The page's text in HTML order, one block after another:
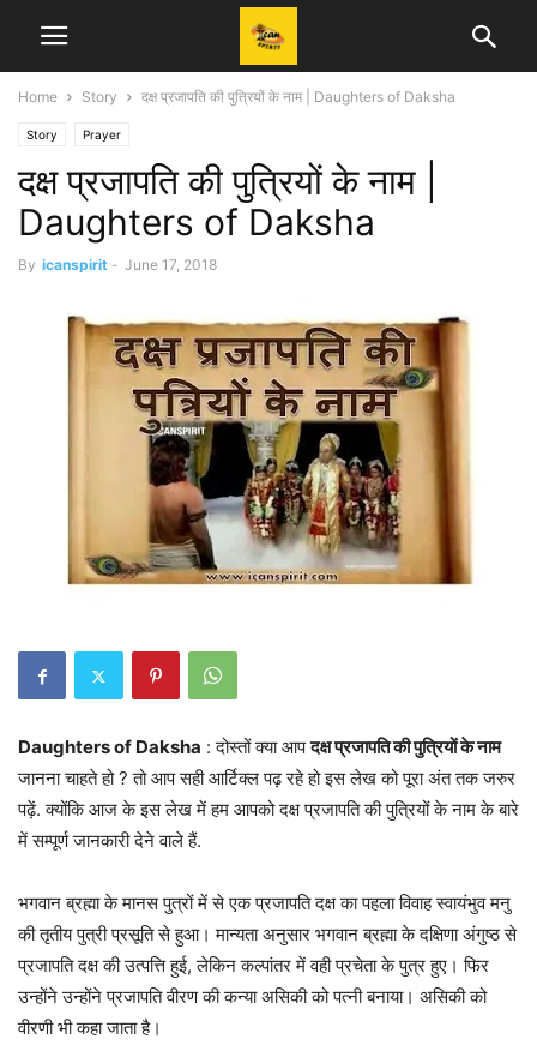
Home Story दक्ष प्रजापति की पुत्रियों के नाम | Daughters of Daksha
Story Prayer
दक्ष प्रजापति की पुत्रियों के नाम |
Daughters of Daksha
By icanspirit - June 17, 2018
Daughters of Daksha : दोस्तों क्या आपदक्ष प्रजापति की पुत्रियों के नाम
जानना चाहते हो ? तो आप सही आर्टिक्ल पढ़ रहे हो इस लेख को पूरा अंत तक जरुर
पढ़ें. क्योंकि आज के इस लेख में हम आपको दक्ष प्रजापति की पुत्रियों के नाम के बारे
में सम्पूर्ण जानकारी देने वाले हैं.
भगवान ब्रह्मा के मानस पुत्रों में से एक प्रजापति दक्ष का पहला विवाह स्वायंभुव मनु
की तृतीय पुत्री प्रसूति से हुआ। मान्यता अनुसार भगवान ब्रह्मा के दक्षिणा अंगुष्ठ से
प्रजापति दक्ष की उत्पत्ति हुई, लेकिन कल्पांतर में वही प्रचेता के पुत्र हुए। फिर
उन्होंने उन्होंने प्रजापति वीरण की कन्या असिकी को पत्नी बनाया। असिकी को
वीरणी भी कहा जाता है।